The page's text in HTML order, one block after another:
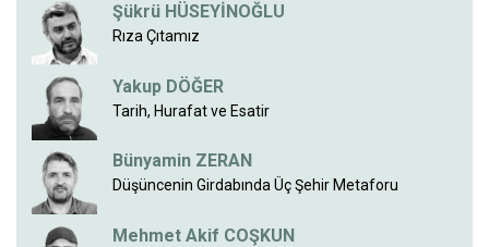
Şükrü HÜSEYİNOĞLU
Rıza Çıtamız
Yakup DÖĞER
Tarih, Hurafat ve Esatir
Bünyamin ZERAN
Düşüncenin Girdabında Üç Şehir Metaforu
Mehmet Akif COŞKUN